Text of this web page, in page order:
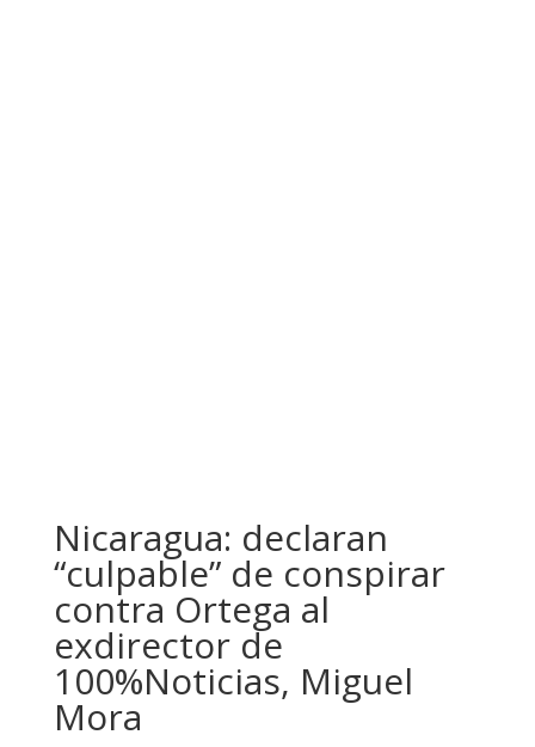
Nicaragua: declaran
“culpable” de conspirar
contra Ortega al
exdirector de
100%Noticias, Miguel
Mora